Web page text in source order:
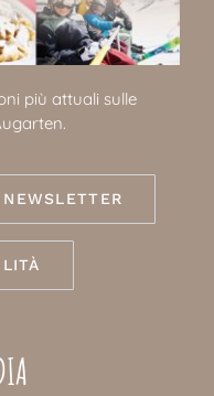
più attuali sulle